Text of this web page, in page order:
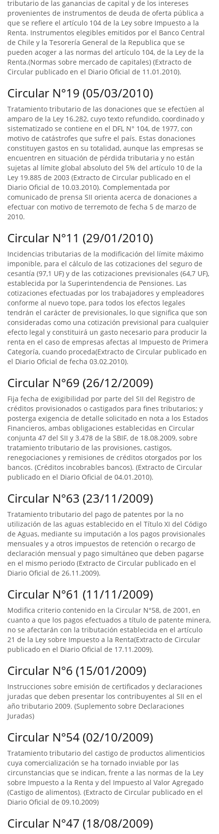
tributario de las ganancias de capital y de los intereses
provenientes de instrumentos de deuda de oferta pública a
que se refiere el artículo 104 de la Ley sobre Impuesto a la
Renta. Instrumentos elegibles emitidos por el Banco Central
de Chile y la Tesorería General de la Republica que se
pueden acoger a las normas del artículo 104, de la Ley de la
Renta.(Normas sobre mercado de capitales) (Extracto de
Circular publicado en el Diario Oficial de 11.01.2010).
Circular N°19 (05/03/2010)
Tratamiento tributario de las donaciones que se efectúen al
amparo de la Ley 16.282, cuyo texto refundido, coordinado y
sistematizado se contiene en el DFL N° 104, de 1977, con
motivo de catástrofes que sufre el país. Estas donaciones
constituyen gastos en su totalidad, aunque las empresas se
encuentren en situación de pérdida tributaria y no están
sujetas al límite global absoluto del 5% del artículo 10 de la
Ley 19.885 de 2003 (Extracto de Circular publicado en el
Diario Oficial de 10.03.2010). Complementada por
comunicado de prensa SII orienta acerca de donaciones a
efectuar con motivo de terremoto de fecha 5 de marzo de
2010.
Circular N°11 (29/01/2010)
Incidencias tributarias de la modificación del límite máximo
imponible, para el cálculo de las cotizaciones del seguro de
cesantía (97,1 UF) y de las cotizaciones previsionales (64,7 UF),
establecida por la Superintendencia de Pensiones. Las
cotizaciones efectuadas por los trabajadores y empleadores
conforme al nuevo tope, para todos los efectos legales
tendrán el carácter de previsionales, lo que significa que son
consideradas como una cotización previsional para cualquier
efecto legal y constituirá un gasto necesario para producir la
renta en el caso de empresas afectas al Impuesto de Primera
Categoría, cuando proceda(Extracto de Circular publicado en
el Diario Oficial de fecha 03.02.2010).
Circular N°69 (26/12/2009)
Fija fecha de exigibilidad por parte del SII del Registro de
créditos provisionados o castigados para fines tributarios; y
posterga exigencia de detalle solicitado en nota a los Estados
Financieros, ambas obligaciones establecidas en Circular
conjunta 47 del SII y 3.478 de la SBIF, de 18.08.2009, sobre
tratamiento tributario de las provisiones, castigos,
renegociaciones y remisiones de créditos otorgados por los
bancos. (Créditos incobrables bancos). (Extracto de Circular
publicado en el Diario Oficial de 04.01.2010).
Circular N°63 (23/11/2009)
Tratamiento tributario del pago de patentes por la no
utilización de las aguas establecido en el Título XI del Código
de Aguas, mediante su imputación a los pagos provisionales
mensuales y a otros impuestos de retención o recargo de
declaración mensual y pago simultáneo que deben pagarse
en el mismo periodo (Extracto de Circular publicado en el
Diario Oficial de 26.11.2009).
Circular N°61 (11/11/2009)
Modifica criterio contenido en la Circular N°58, de 2001, en
cuanto a que los pagos efectuados a título de patente minera,
no se afectarán con la tributación establecida en el artículo
21 de la Ley sobre Impuesto a la Renta(Extracto de Circular
publicado en el Diario Oficial de 17.11.2009).
Circular N°6 (15/01/2009)
Instrucciones sobre emisión de certificados y declaraciones
juradas que deben presentar los contribuyentes al SII en el
año tributario 2009. (Suplemento sobre Declaraciones
Juradas)
Circular N°54 (02/10/2009)
Tratamiento tributario del castigo de productos alimenticios
cuya comercialización se ha tornado inviable por las
circunstancias que se indican, frente a las normas de la Ley
sobre Impuesto a la Renta y del Impuesto al Valor Agregado
(Castigo de alimentos). (Extracto de Circular publicado en el
Diario Oficial de 09.10.2009)
Circular N°47 (18/08/2009)